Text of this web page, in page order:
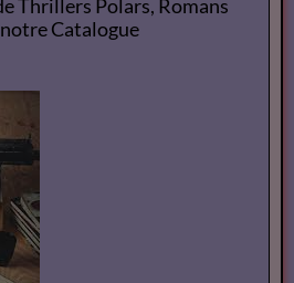
Thrillers Polars, Romans
Policier de notre Catalogue